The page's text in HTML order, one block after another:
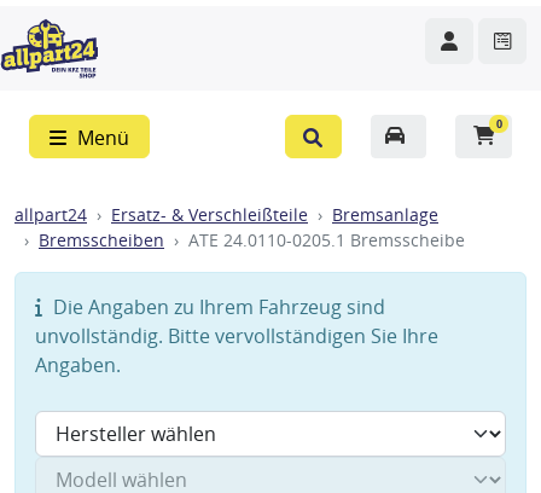
Menü
0
allpart24 Ersatz- & Verschleißteile
Bremsanlage
Bremsscheiben
ATE 24.0110-0205.1 Bremsscheibe
Die Angaben zu Ihrem Fahrzeug sind
unvollständig. Bitte vervollständigen Sie Ihre
Angaben.